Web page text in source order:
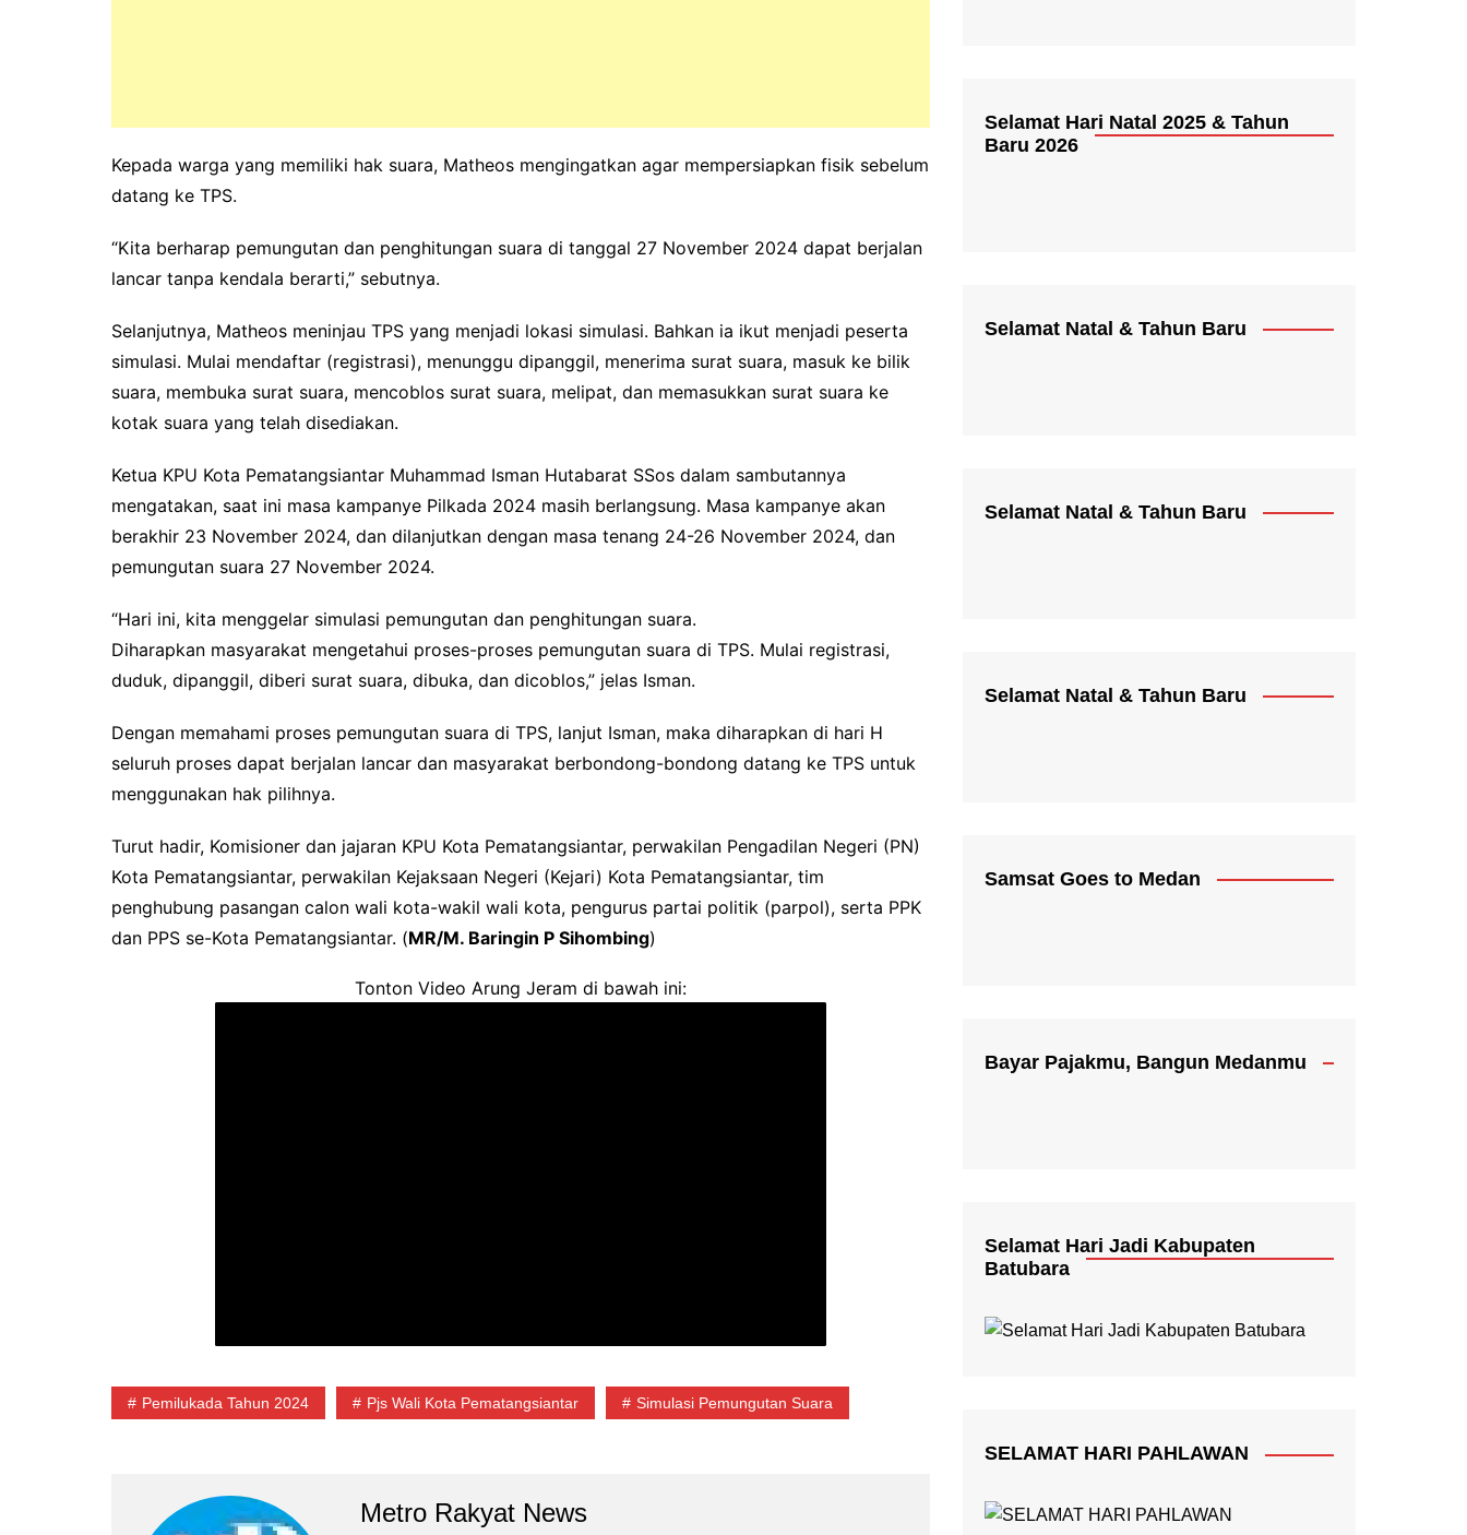
Kepada warga yang memiliki hak suara, Matheos mengingatkan agar mempersiapkan fisik sebelum
datang ke TPS.
“Kita berharap pemungutan dan penghitungan suara di tanggal 27 November 2024 dapat berjalan
lancar tanpa kendala berarti,” sebutnya.
Selanjutnya, Matheos meninjau TPS yang menjadi lokasi simulasi. Bahkan ia ikut menjadi peserta
simulasi. Mulai mendaftar (registrasi), menunggu dipanggil, menerima surat suara, masuk ke bilik
suara, membuka surat suara, mencoblos surat suara, melipat, dan memasukkan surat suara ke
kotak suara yang telah disediakan.
Ketua KPU Kota Pematangsiantar Muhammad Isman Hutabarat SSos dalam sambutannya
mengatakan, saat ini masa kampanye Pilkada 2024 masih berlangsung. Masa kampanye akan
berakhir 23 November 2024, dan dilanjutkan dengan masa tenang 24-26 November 2024, dan
pemungutan suara 27 November 2024.
“Hari ini, kita menggelar simulasi pemungutan dan penghitungan suara.
Diharapkan masyarakat mengetahui proses-proses pemungutan suara di TPS. Mulai registrasi,
duduk, dipanggil, diberi surat suara, dibuka, dan dicoblos,” jelas Isman.
Dengan memahami proses pemungutan suara di TPS, lanjut Isman, maka diharapkan di hari H
seluruh proses dapat berjalan lancar dan masyarakat berbondong-bondong datang ke TPS untuk
menggunakan hak pilihnya.
Turut hadir, Komisioner dan jajaran KPU Kota Pematangsiantar, perwakilan Pengadilan Negeri (PN)
Kota Pematangsiantar, perwakilan Kejaksaan Negeri (Kejari) Kota Pematangsiantar, tim
penghubung pasangan calon wali kota-wakil wali kota, pengurus partai politik (parpol), serta PPK
dan PPS se-Kota Pematangsiantar. (MR/M. Baringin P Sihombing)
Tonton Video Arung Jeram di bawah ini:
Pemilukada Tahun 2024 Pjs Wali Kota Pematangsiantar Simulasi Pemungutan Suara
Metro Rakyat News
Selamat Hari Natal 2025 & Tahun
Baru 2026
Selamat Natal & Tahun Baru
Selamat Natal & Tahun Baru
Selamat Natal & Tahun Baru
Samsat Goes to Medan
Bayar Pajakmu, Bangun Medanmu
Selamat Hari Jadi Kabupaten
Batubara
SELAMAT HARI PAHLAWAN